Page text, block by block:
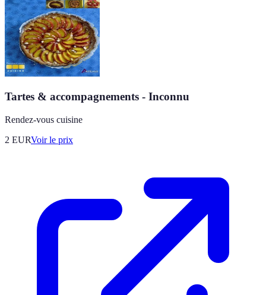
Tartes & accompagnements - Inconnu
Rendez-vous cuisine
2 EURVoir le prix